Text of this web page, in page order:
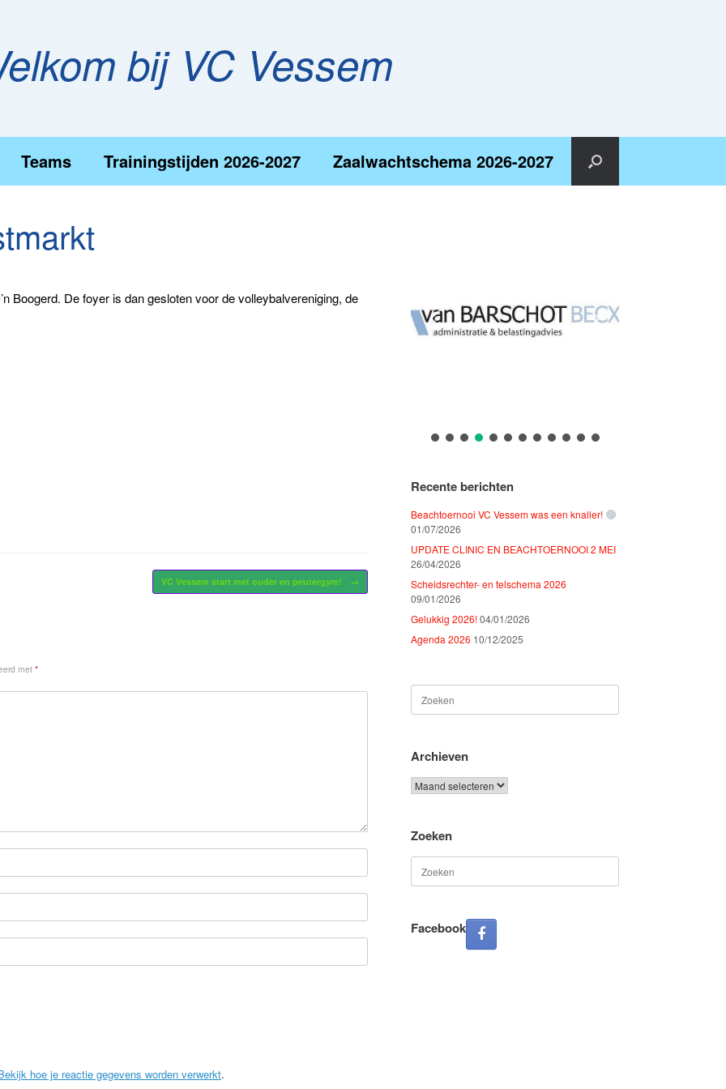
bij VC Vessem
Teams Trainingstijden 2026-2027 Zaalwachtschema 2026-2027
Boogerd. De foyer is dan gesloten voor de volleybalvereniging, de
VC Vessem start met ouder en peutergym! →
met*
hoe je reactie gegevens worden verwerkt.
Recente berichten
Beachtoernooi VC Vessem was een knaller!
01/07/2026
UPDATE CLINIC EN BEACHTOERNOOI 2 MEI
26/04/2026
Scheidsrechter- en telschema 2026
09/01/2026
Gelukkig 2026!04/01/2026
Agenda 2026 10/12/2025
naar:
Archieven
Archieven
Zoeken
naar:
Facebook